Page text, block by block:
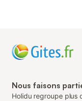
Nous faisons
Holidu regroupe plus